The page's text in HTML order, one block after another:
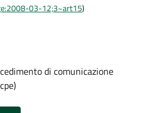
03-12;3~art15)
di comunicazione